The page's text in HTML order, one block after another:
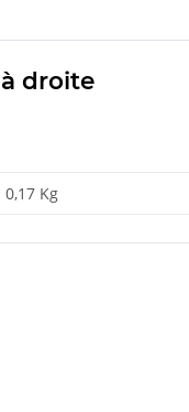
droite
0,17 Kg